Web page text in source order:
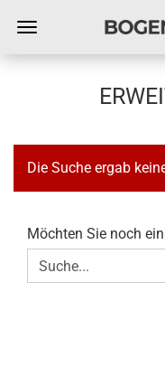
Die Suche ergab
MÖCHTEN
SIE
NOCH
Möchten Sie noch